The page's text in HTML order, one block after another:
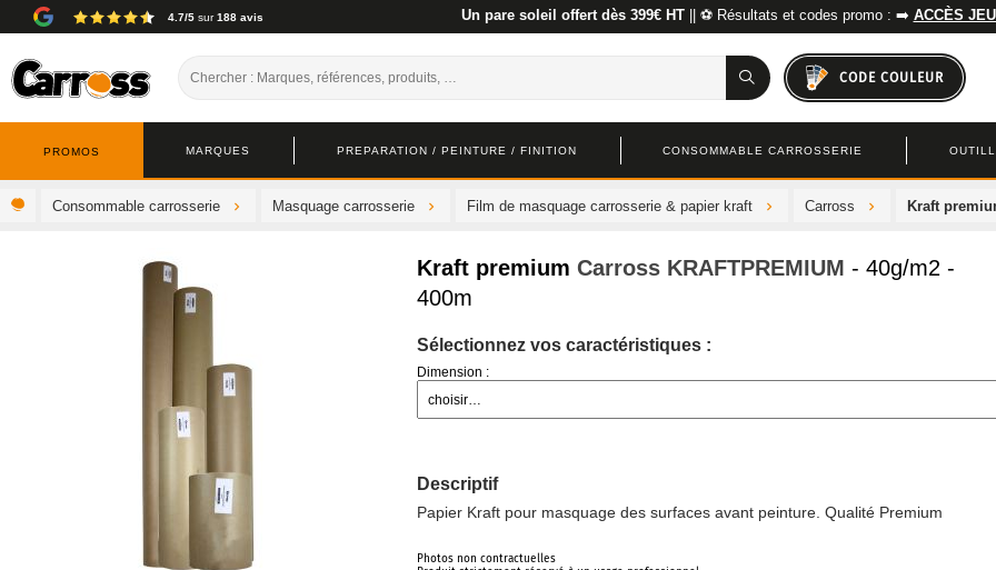
4.7/5 sur188 avis Un pare soleil offert dès 399€ HT|| ⚽ Résultats et codes promo : ➡️ ACCÈS
CODE COULEUR
PREPARATION / PEINTURE / FINITION CONSOMMABLE CARROSSERIE
MARQUES
PROMOS
Consommable carrosserie Masquage carrosserie Film de masquage carrosserie & papier kraft Carross Kraft
Kraft premium Carross KRAFTPREMIUM - 40g/m2 -
400m
Sélectionnez vos caractéristiques :
Dimension :
Descriptif
Papier Kraft pour masquage des surfaces avant peinture. Qualité Premium
Photos non contractuelles